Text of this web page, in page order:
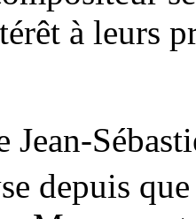
à leurs
Jean-
depuis